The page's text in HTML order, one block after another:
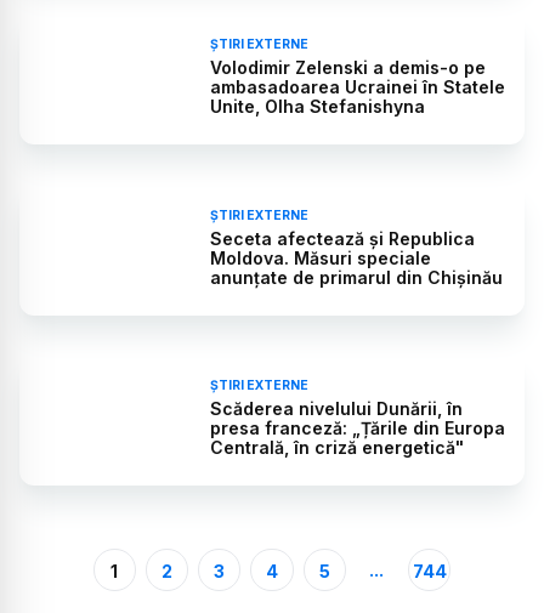
ȘTIRI EXTERNE
Volodimir Zelenski a demis-o pe
ambasadoarea Ucrainei în Statele
Unite, Olha Stefanishyna
ȘTIRI EXTERNE
Seceta afectează și Republica
Moldova. Măsuri speciale
anunțate de primarul din Chișinău
ȘTIRI EXTERNE
Scăderea nivelului Dunării, în
presa franceză: „Țările din Europa
Centrală, în criză energetică"
1 2 3 4 5 ... 744